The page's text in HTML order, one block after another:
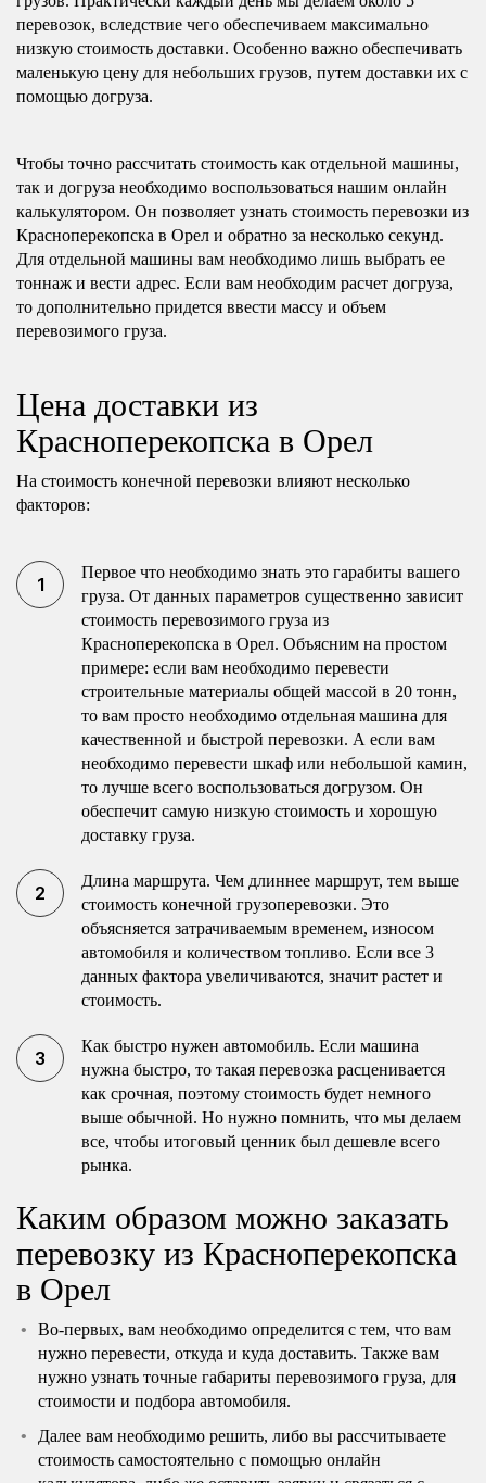
перевозок, вследствие чего обеспечиваем максимально
низкую стоимость доставки. Особенно важно обеспечивать
маленькую цену для небольших грузов, путем доставки их с
помощью догруза.
Чтобы точно рассчитать стоимость как отдельной машины,
так и догруза необходимо воспользоваться нашим онлайн
калькулятором. Он позволяет узнать стоимость перевозки из
Красноперекопска в Орел и обратно за несколько секунд.
Для отдельной машины вам необходимо лишь выбрать ее
тоннаж и вести адрес. Если вам необходим расчет догруза,
то дополнительно придется ввести массу и объем
перевозимого груза.
Цена доставки из
Красноперекопска в Орел
На стоимость конечной перевозки влияют несколько
факторов:
Первое что необходимо знать это гарабиты вашего
груза. От данных параметров существенно зависит
стоимость перевозимого груза из
Красноперекопска в Орел. Объясним на простом
примере: если вам необходимо перевести
строительные материалы общей массой в 20 тонн,
то вам просто необходимо отдельная машина для
качественной и быстрой перевозки. А если вам
необходимо перевести шкаф или небольшой камин,
то лучше всего воспользоваться догрузом. Он
обеспечит самую низкую стоимость и хорошую
доставку груза.
Длина маршрута. Чем длиннее маршрут, тем выше
стоимость конечной грузоперевозки. Это
объясняется затрачиваемым временем, износом
автомобиля и количеством топливо. Если все 3
данных фактора увеличиваются, значит растет и
стоимость.
Как быстро нужен автомобиль. Если машина
нужна быстро, то такая перевозка расценивается
как срочная, поэтому стоимость будет немного
выше обычной. Но нужно помнить, что мы делаем
все, чтобы итоговый ценник был дешевле всего
рынка.
Каким образом можно заказать
перевозку из Красноперекопска
в Орел
Во-первых, вам необходимо определится с тем, что вам
нужно перевести, откуда и куда доставить. Также вам
нужно узнать точные габариты перевозимого груза, для
стоимости и подбора автомобиля.
Далее вам необходимо решить, либо вы рассчитываете
стоимость самостоятельно с помощью онлайн